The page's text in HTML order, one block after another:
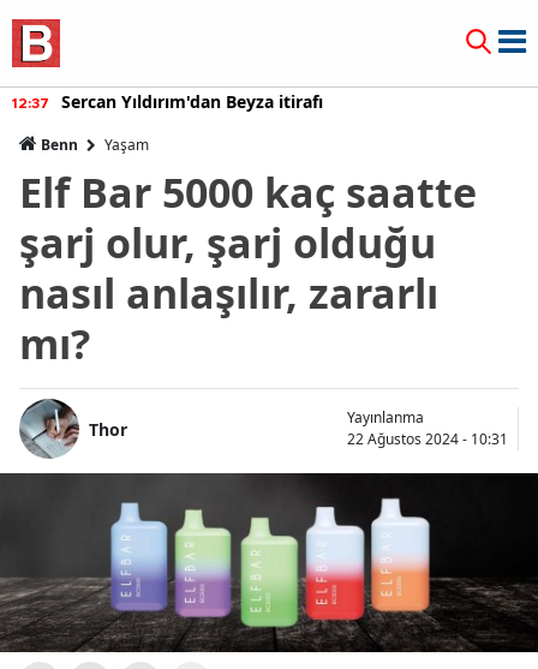
12:37 Sercan Yıldırım'dan Beyza itirafı
Benn Yaşam
Elf Bar 5000 kaç saatte
şarj olur, şarj olduğu
nasıl anlaşılır, zararlı
mı?
Thor
Yayınlanma
22 Ağustos 2024 - 10:31